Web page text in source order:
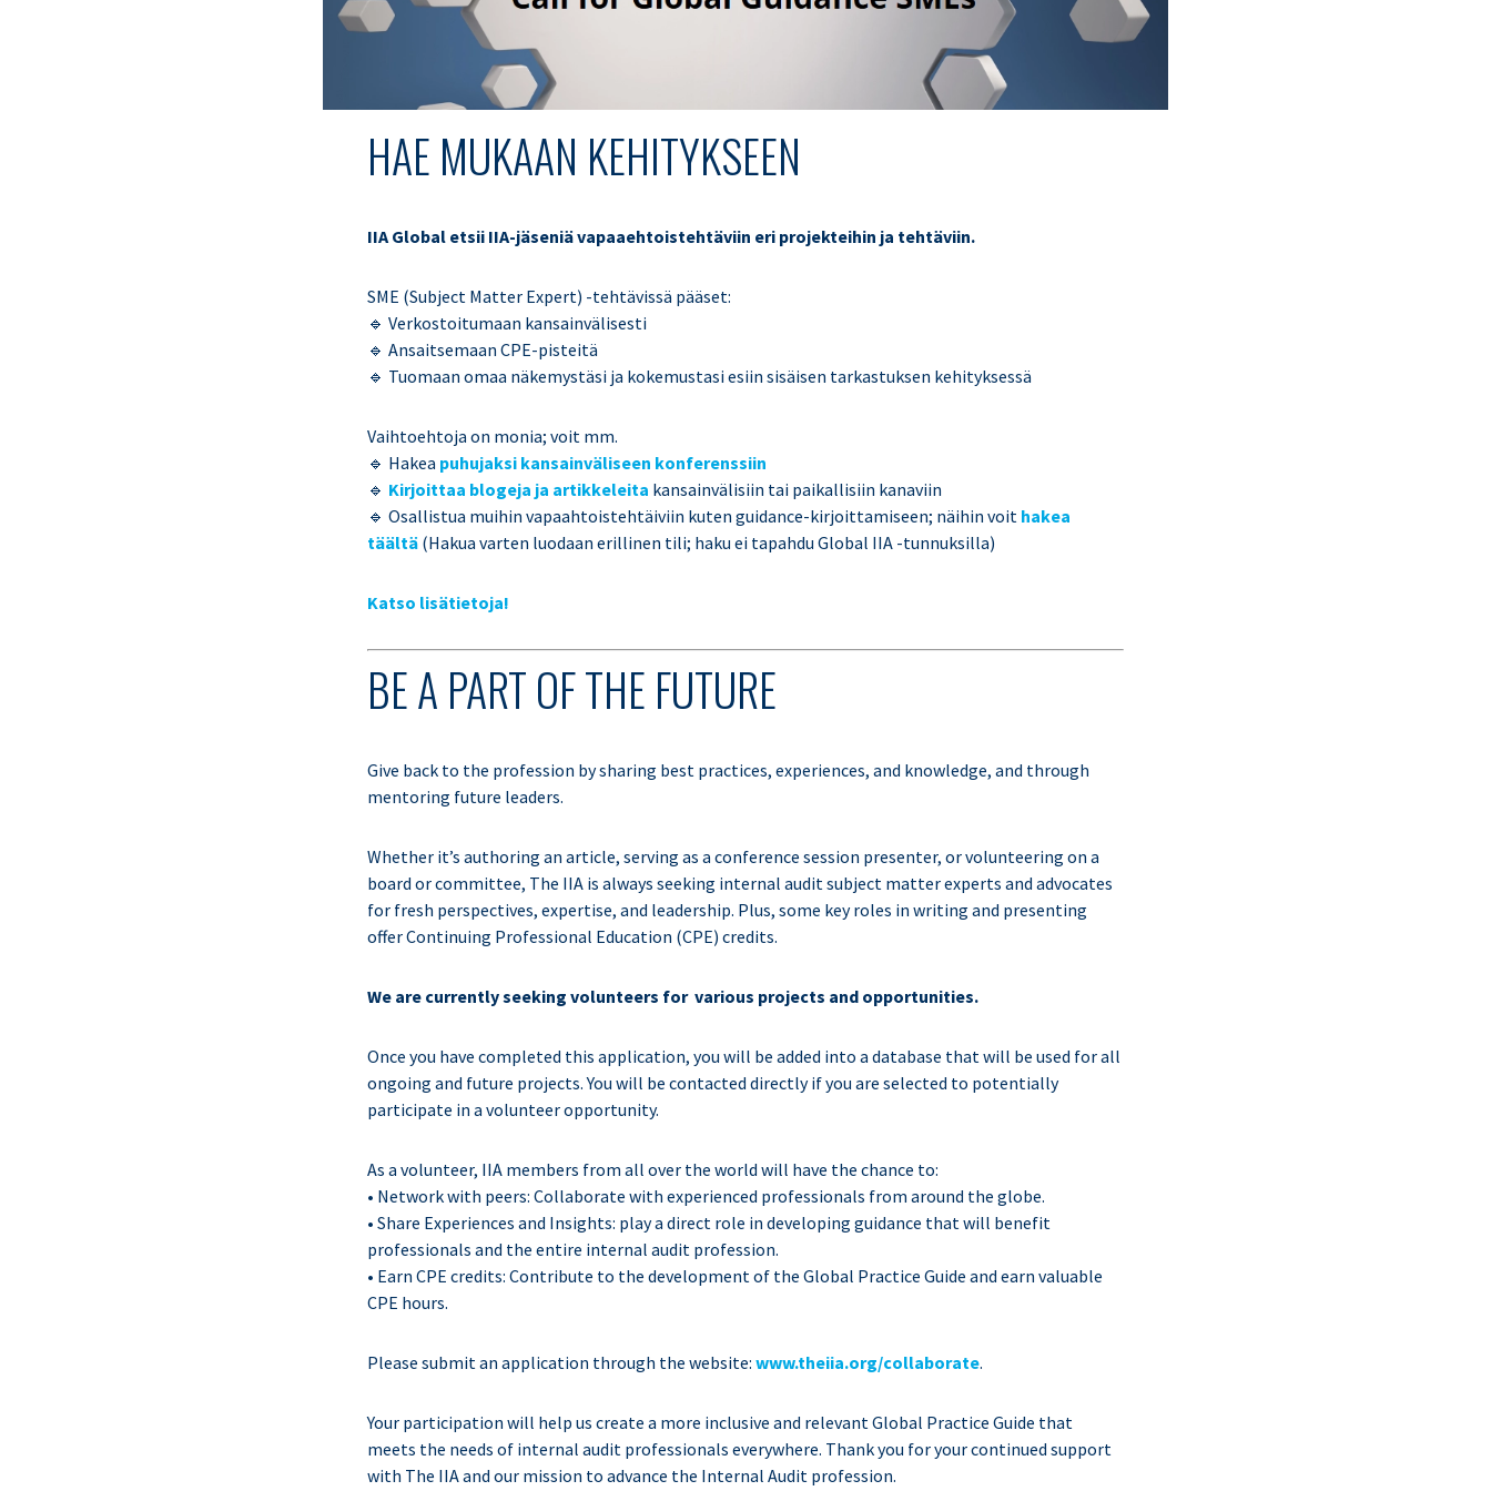
HAE MUKAAN KEHITYKSEEN
IIA Global etsii IIA-jäseniä vapaaehtoistehtäviin eri projekteihin ja tehtäviin.
SME (Subject Matter Expert) -tehtävissä pääset:
🔹 Verkostoitumaan kansainvälisesti
🔹 Ansaitsemaan CPE-pisteitä
🔹 Tuomaan omaa näkemystäsi ja kokemustasi esiin sisäisen tarkastuksen kehityksessä
Vaihtoehtoja on monia; voit mm.
🔹 Hakea puhujaksi kansainväliseen konferenssiin
🔹 Kirjoittaa blogeja ja artikkeleita kansainvälisiin tai paikallisiin kanaviin
🔹 Osallistua muihin vapaahtoistehtäiviin kuten guidance-kirjoittamiseen; näihin voit hakea
täältä (Hakua varten luodaan erillinen tili; haku ei tapahdu Global IIA -tunnuksilla)
Katso lisätietoja!
BE A PART OF THE FUTURE
Give back to the profession by sharing best practices, experiences, and knowledge, and through
mentoring future leaders.
Whether it’s authoring an article, serving as a conference session presenter, or volunteering on a
board or committee, The IIA is always seeking internal audit subject matter experts and advocates
for fresh perspectives, expertise, and leadership. Plus, some key roles in writing and presenting
offer Continuing Professional Education (CPE) credits.
We are currently seeking volunteers for various projects and opportunities.
Once you have completed this application, you will be added into a database that will be used for all
ongoing and future projects. You will be contacted directly if you are selected to potentially
participate in a volunteer opportunity.
As a volunteer, IIA members from all over the world will have the chance to:
• Network with peers: Collaborate with experienced professionals from around the globe.
• Share Experiences and Insights: play a direct role in developing guidance that will benefit
professionals and the entire internal audit profession.
• Earn CPE credits: Contribute to the development of the Global Practice Guide and earn valuable
CPE hours.
Please submit an application through the website:www.theiia.org/collaborate.
Your participation will help us create a more inclusive and relevant Global Practice Guide that
meets the needs of internal audit professionals everywhere. Thank you for your continued support
with The IIA and our mission to advance the Internal Audit profession.